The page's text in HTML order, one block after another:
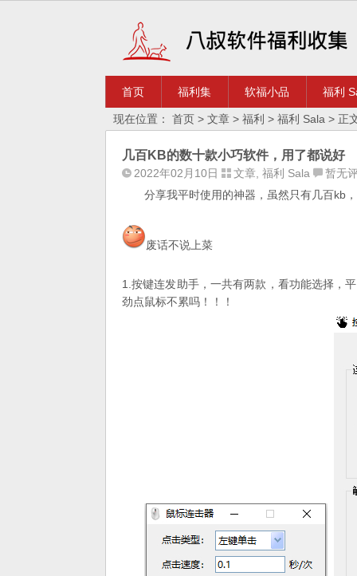
首页 福利集 软福小品 福利
现在位置： 首页 > 文章 > 福利 > 福利 Sala > 正
几百KB的数十款小巧软件，用了都说好
2022年02月10日 文章 福利 Sala
暂无
分享我平时使用的神器，虽然只有几百
废话不说上菜
1.按键连发助手，一共有两款，看功能选择，
劲点鼠标不累吗！！！